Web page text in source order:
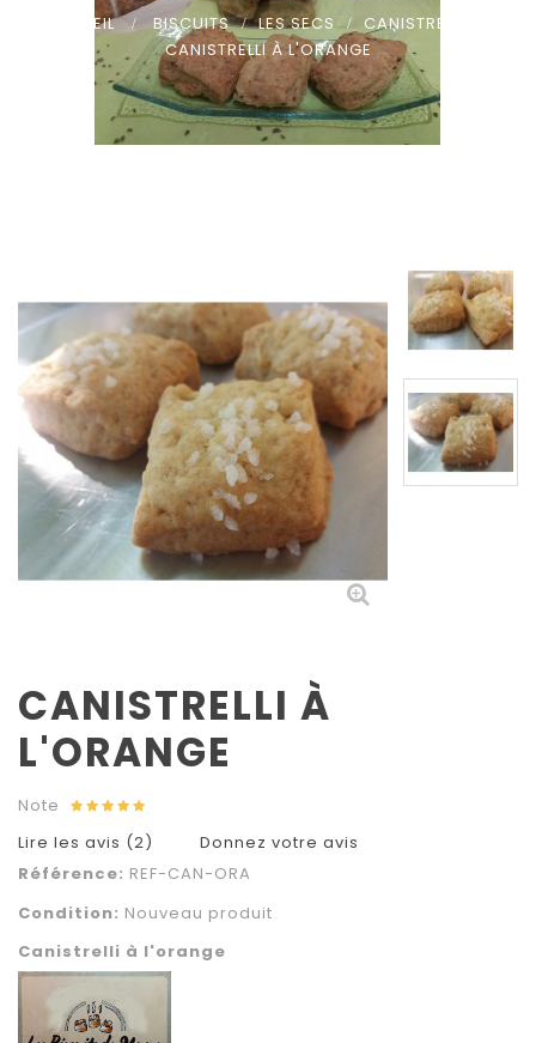
ACCUEIL > BISCUITS > LES SECS > CANISTRELLI
CANISTRELLI À L'ORANGE
CANISTRELLI À
L'ORANGE
Note
Lire les avis (2)
Donnez votre avis
Référence: REF-CAN-ORA
Condition: Nouveau produit
Canistrelli à l'orange